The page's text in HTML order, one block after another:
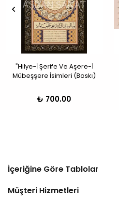
"Hilye-İ Şerife Ve Aşere-İ
Mübeşşere İsimleri (Baskı)
₺ 700.00
İçeriğine Göre Tablolar
Müşteri Hizmetleri